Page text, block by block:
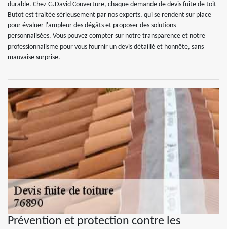
durable. Chez G.David Couverture, chaque demande de devis fuite de toit
Butot est traitée sérieusement par nos experts, qui se rendent sur place
pour évaluer l'ampleur des dégâts et proposer des solutions
personnalisées. Vous pouvez compter sur notre transparence et notre
professionnalisme pour vous fournir un devis détaillé et honnête, sans
mauvaise surprise.
Prévention et protection contre les